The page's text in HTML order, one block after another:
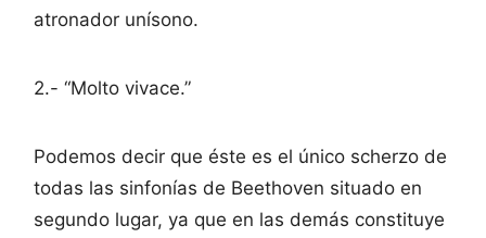
atronador unísono.
2.- “Molto vivace.”
Podemos decir que éste es el único scherzo de
todas las sinfonías de Beethoven situado en
segundo lugar, ya que en las demás constituye